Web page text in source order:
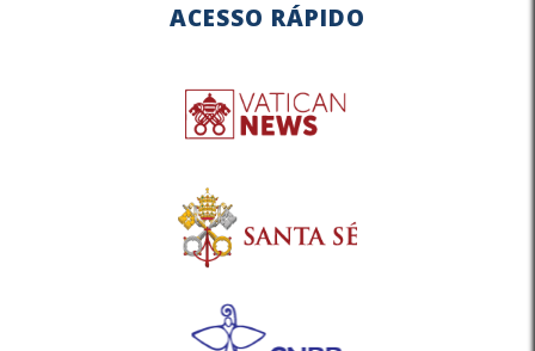
ACESSO RÁPIDO